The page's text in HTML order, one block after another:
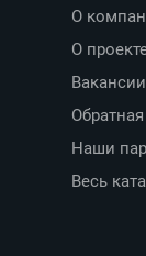
О
О
Вакансии
Наши
Весь